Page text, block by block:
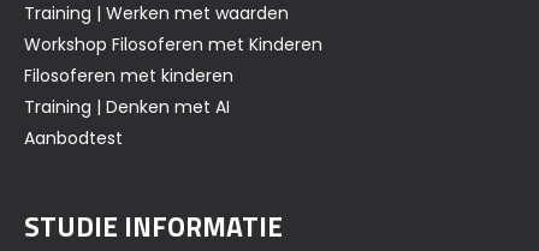
Training | Werken met waarden
Workshop Filosoferen met Kinderen
Filosoferen met kinderen
Training | Denken met AI
Aanbodtest
STUDIE INFORMATIE